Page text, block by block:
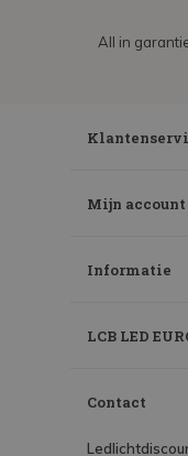
All in
Mijn account
Informatie
LCB LED
Contact